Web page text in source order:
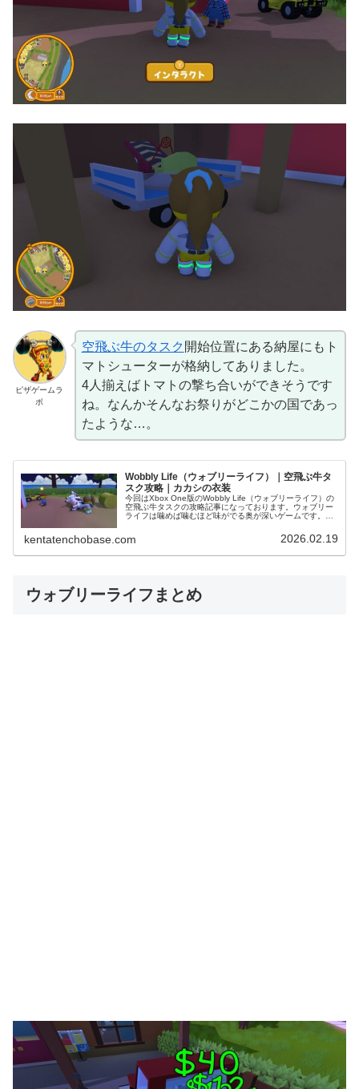
ピザゲームラ
ボ
空飛ぶ牛のタスク 開始位置にある納屋にもト
マトシューターが格納してありました。
4人揃えばトマトの撃ち合いができそうです
ね。なんかそんなお祭りがどこかの国であっ
たような…。
Wobbly Life（ウォブリーライフ）｜空飛ぶ牛タ
スク攻略｜カカシの衣装
今回はXbox One版のWobbly Life（ウォブリーライフ）の
空飛ぶ牛タスクの攻略記事になっております。ウォブリー
ライフは噛めば噛むほど味がでる奥が深いゲームです。一
kentatenchobase.com 2026.02.19
ウォブリーライフまとめ